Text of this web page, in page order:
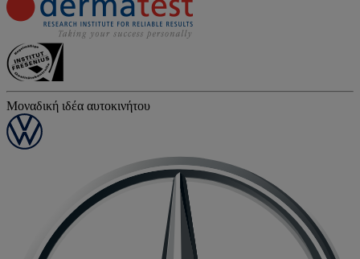
Μοναδική ιδέα αυτοκινήτου